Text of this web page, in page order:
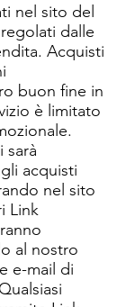
nel sito del
dalle
Acquisti
buon fine in
è limitato
sarà
acquisti
nel sito
Link
al nostro
e-mail di